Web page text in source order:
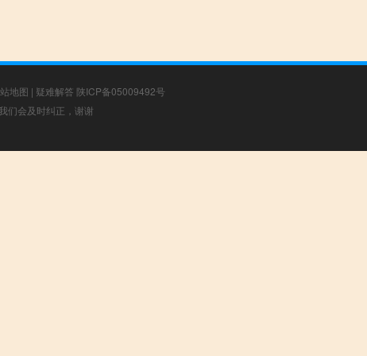
地图 | 疑难解答 陕ICP备05009492号
们会及时纠正，谢谢